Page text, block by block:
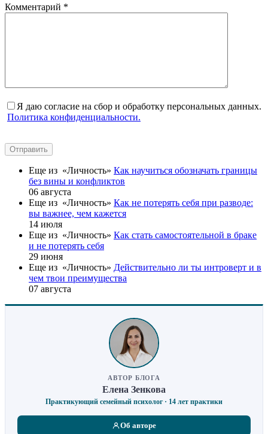
Комментарий *
Я даю согласие на сбор и обработку персональных данных.
Политика конфиденциальности.
Отправить
Еще из «Личность» Как научиться обозначать границы
без вины и конфликтов
06 августа
Еще из «Личность» Как не потерять себя при разводе:
вы важнее, чем кажется
14 июля
Еще из «Личность» Как стать самостоятельной в браке
и не потерять себя
29 июня
Еще из «Личность» Действительно ли ты интроверт и в
чем твои преимущества
07 августа
АВТОР БЛОГА
Елена Зенкова
Практикующий семейный психолог · 14 лет практики
Об авторе